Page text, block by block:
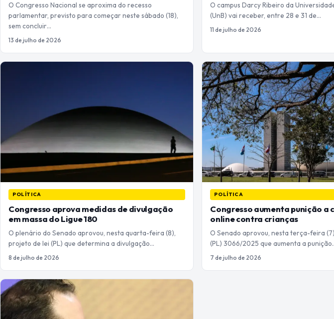
O Congresso Nacional se aproxima do recesso
parlamentar, previsto para começar neste sábado (18),
sem concluir…
13 de julho de 2026
O campus Darcy Ribeiro da
(UnB) vai receber, entre 28 e 31 de…
11 de julho de 2026
POLÍTICA
Congresso aprova medidas de divulgação
em massa do Ligue 180
O plenário do Senado aprovou, nesta quarta-feira (8),
projeto de lei (PL) que determina a divulgação…
8 de julho de 2026
POLÍTICA
Congresso aumenta punição a
online contra crianças
O Senado aprovou, nesta terça-feira
(PL) 3066/2025 que aumenta a
7 de julho de 2026